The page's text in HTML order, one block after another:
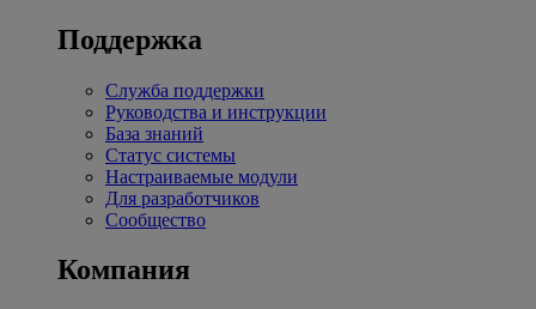
Поддержка
Служба поддержки
Руководства и инструкции
База знаний
Статус системы
Настраиваемые модули
Для разработчиков
Сообщество
Компания